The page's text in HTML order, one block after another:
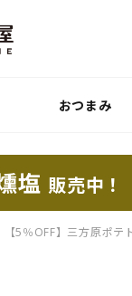
おつまみ
塩 販売中！
【5％OFF】三方原ポ